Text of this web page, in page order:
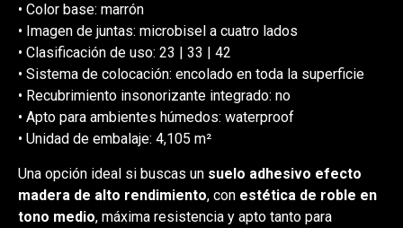
• Color base: marrón
• Imagen de juntas: microbisel a cuatro lados
• Clasificación de uso: 23 | 33 | 42
• Sistema de colocación: encolado en toda la superficie
• Recubrimiento insonorizante integrado: no
• Apto para ambientes húmedos: waterproof
• Unidad de embalaje: 4,105 m²
Una opción ideal si buscas un suelo adhesivo efecto
madera de alto rendimiento, con estética de roble en
tono medio, máxima resistencia y apto tanto para